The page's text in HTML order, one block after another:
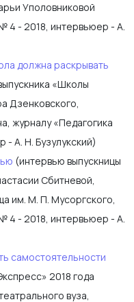
Уполовниковой
4 - 2018, интервьюер - А.
должна раскрывать
«Школы
Дзенковского,
журналу «Педагогика
А. Н. Бузулукский)
(интервью выпускницы
Сбитневой,
им. М. П. Мусоргского,
4 - 2018, интервьюер - А.
самостоятельности
2018 года
вуза,